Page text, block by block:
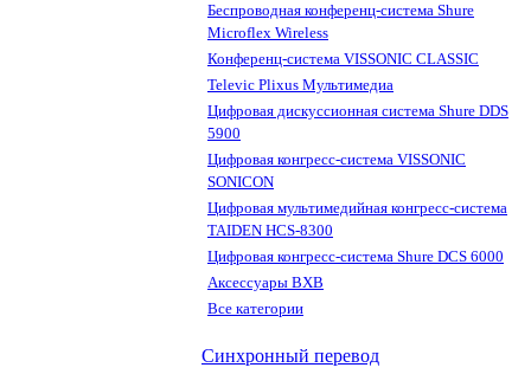
Беспроводная конференц-система Shure
Microflex Wireless
Конференц-система VISSONIC CLASSIC
Televic Plixus Мультимедиа
Цифровая дискуссионная система Shure DDS
5900
Цифровая конгресс-система VISSONIC
SONICON
Цифровая мультимедийная конгресс-система
TAIDEN HCS-8300
Цифровая конгресс-система Shure DCS 6000
Аксессуары BXB
Все категории
Синхронный перевод